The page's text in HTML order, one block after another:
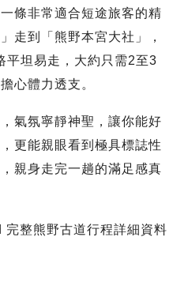
條非常適合短途旅客的精
走到「熊野本宮大社」，
平坦易走，大約只需2至3
心體力透支。
氣氛寧靜神聖，讓你能好
更能親眼看到極具標誌性
親身走完一趟的滿足感真
整熊野古道行程詳細資料